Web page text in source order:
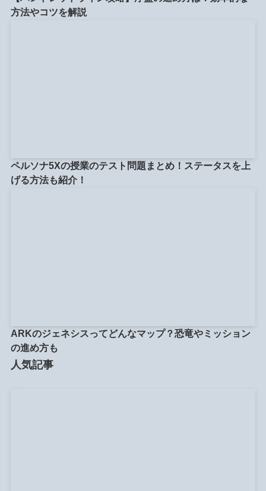
方法やコツを解説
ペルソナ5Xの授業のテスト問題まとめ！ステータスを上
げる方法も紹介！
ARKのジェネシスってどんなマップ？恐竜やミッション
の進め方も
人気記事